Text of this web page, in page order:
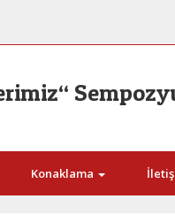
Konaklama